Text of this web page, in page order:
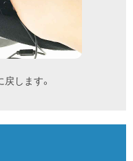
します。